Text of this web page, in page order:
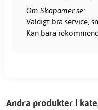
Om Skapamer.se:
Väldigt bra service,
Kan bara
Andra produkter i